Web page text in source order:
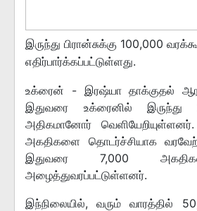
இருந்து பிரான்சுக்கு 100,000
எதிர்பார்க்கப்பட்டுள்ளது.
உக்ரைன் - இரஷ்யா தாக்குதல்
இதுவரை உக்ரைனில் இருந்து
அதிகமானோர்
அகதிகளை தொடர்ச்சியாக
இதுவரை 7,000 அகதிகள்
அழைத்துவரப்பட்டுள்ளனர்.
இந்நிலையில், வரும் வாரத்தில்